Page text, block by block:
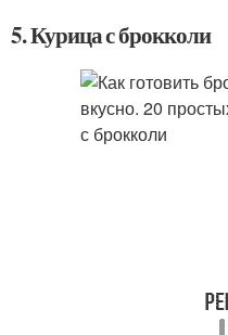
5. Курица с брокколи